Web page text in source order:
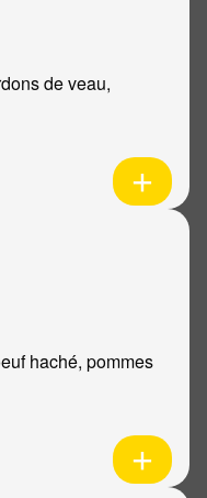
de veau,
haché, pommes